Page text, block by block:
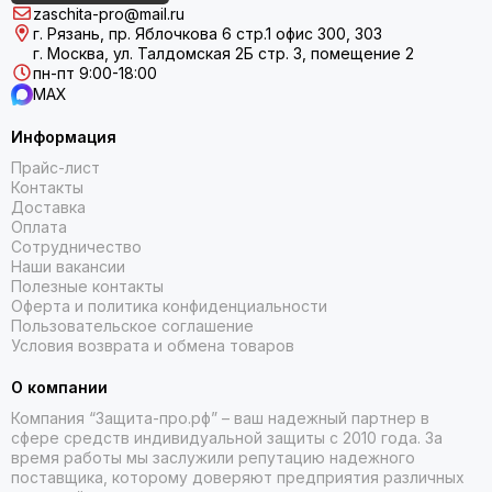
качеством материалов, надёжной конструкцией и
удобством использования. Наши щитки обеспечивают
отличную видимость и комфорт во время работы, при этом
соответствуют всем необходимым стандартам
безопасности. Мы регулярно обновляем ассортимент,
чтобы предлагать вам только актуальные и современные
решения.
Как выбрать подходящий защитный
щиток
При выборе лицевого щитка для электромонтёра стоит
обратить внимание на несколько ключевых характеристик:
уровень защиты — убедитесь, что щиток соответствует
требованиям для вашего вида работ;
материал и конструкция — выбирайте модели, которые
видимость — проверьте, что обзор через щиток не
затруднён, это важно для качественной работы;
совместимость с другими средствами защиты — если
zaschita-pro@mail.ru
г. Рязань, пр. Яблочкова 6 стр.1 офис 300, 303
г. Москва, ул. Талдомская 2Б стр. 3, помещение 2
пн-пт 9:00-18:00
MAX
Информация
Прайс-лист
Контакты
Доставка
Оплата
Сотрудничество
Наши вакансии
Полезные контакты
Оферта и политика конфиденциальности
Пользовательское соглашение
Условия возврата и обмена товаров
О компании
Компания “Защита-про.рф” – ваш надежный партнер в
сфере средств индивидуальной защиты с 2010 года. За
время работы мы заслужили репутацию надежного
поставщика, которому доверяют предприятия различных